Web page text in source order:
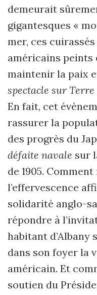
demeurait
gigantesques «
mer, ces
américains peints
maintenir la paix
spectacle sur Terre
En fait, cet
rassurer la
des progrès du
défaite navale sur
de 1905.
l’effervescence
solidarité anglo-
répondre à
habitant d’Albany
dans son foyer la
américain. Et
soutien du